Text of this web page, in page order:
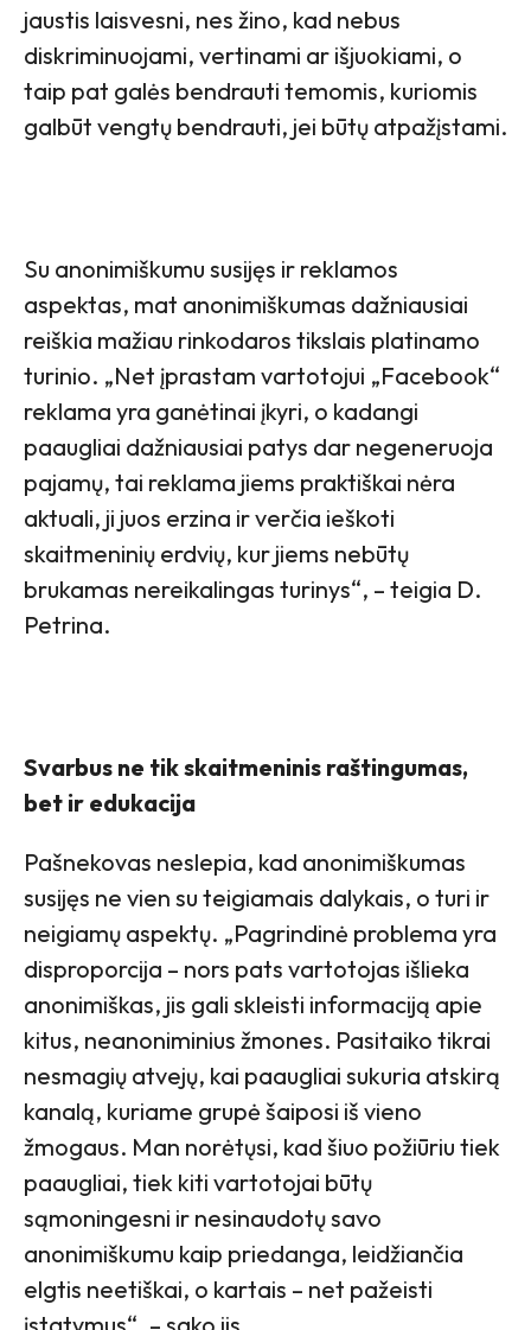
jaustis laisvesni, nes žino, kad nebus
diskriminuojami, vertinami ar išjuokiami, o
taip pat galės bendrauti temomis, kuriomis
galbūt vengtų bendrauti, jei būtų atpažįstami.
Su anonimiškumu susijęs ir reklamos
aspektas, mat anonimiškumas dažniausiai
reiškia mažiau rinkodaros tikslais platinamo
turinio. „Net įprastam vartotojui „Facebook“
reklama yra ganėtinai įkyri, o kadangi
paaugliai dažniausiai patys dar negeneruoja
pajamų, tai reklama jiems praktiškai nėra
aktuali, ji juos erzina ir verčia ieškoti
skaitmeninių erdvių, kur jiems nebūtų
brukamas nereikalingas turinys“, – teigia D.
Petrina.
Svarbus ne tik skaitmeninis raštingumas,
bet ir edukacija
Pašnekovas neslepia, kad anonimiškumas
susijęs ne vien su teigiamais dalykais, o turi ir
neigiamų aspektų. „Pagrindinė problema yra
disproporcija – nors pats vartotojas išlieka
anonimiškas, jis gali skleisti informaciją apie
kitus, neanoniminius žmones. Pasitaiko tikrai
nesmagių atvejų, kai paaugliai sukuria atskirą
kanalą, kuriame grupė šaiposi iš vieno
žmogaus. Man norėtųsi, kad šiuo požiūriu tiek
paaugliai, tiek kiti vartotojai būtų
sąmoningesni ir nesinaudotų savo
anonimiškumu kaip priedanga, leidžiančia
elgtis neetiškai, o kartais – net pažeisti